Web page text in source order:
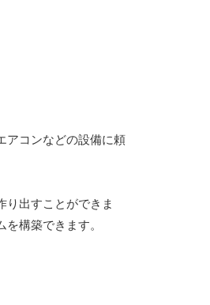
アコンなどの設備に頼
り出すことができま
構築できます。